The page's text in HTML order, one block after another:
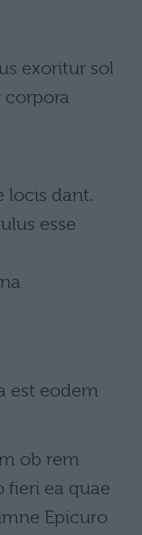
exoritur sol
locis dant.
esse
est eodem
ob rem
ea quae
Epicuro